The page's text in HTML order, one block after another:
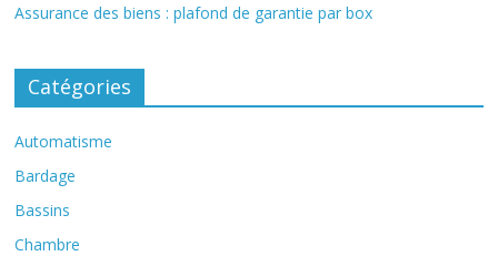
Assurance des biens : plafond de garantie par box
Catégories
Automatisme
Bardage
Bassins
Chambre